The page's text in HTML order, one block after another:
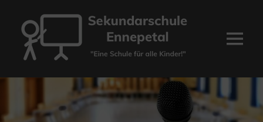
Inhalt
springen
Sekundarschule
Ennepetal
Menü